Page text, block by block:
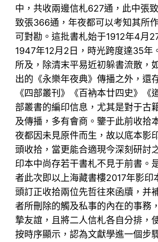
中，共收兩邊信札627通，此中張
致張366通，年夜都可以考知其所
可對勘。這批書札始于1912年4月
1947年12月2日，時光跨度達35年
所及，除清末平易近初躲書流散，
出的《永樂年夜典》傳播之外，還
《四部叢刊》《百衲本廿四史》《
部叢書的編印信息，尤其是對于古
及傳播，多有會商。鑒于此前收拾
夜都因未見原件而生，故以底本影
頭收拾，當更能合適現今深刻研討
印本中尚存若干書札不見于前書。
者此次即以上海藏書樓2017年影印
頭訂正收拾兩位先哲往來函牘，并
者所刪除的觸及私事的內在的事務
摯友誼，且將二人信札各自分排，
按時序顯示，認為文獻學進一個步